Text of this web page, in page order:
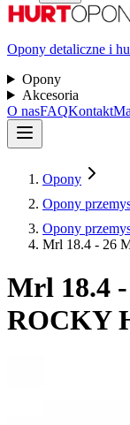
Opony detaliczne i
Opony
Akcesoria
O nasFAQKontakt
Opony
Opony
Opony
Mrl 18.4 - 26
Mrl 18.4
ROCKY